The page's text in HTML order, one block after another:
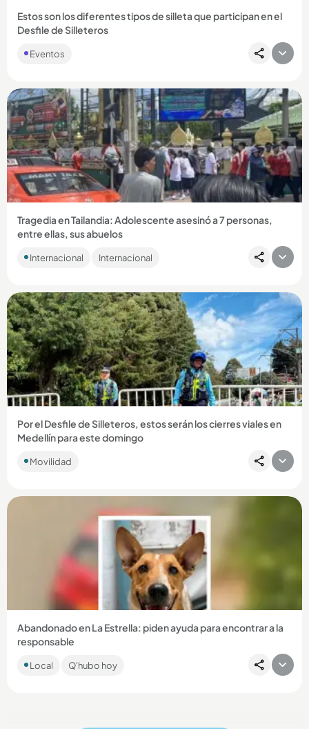
Estos son los diferentes tipos de silleta que participan en el
Desfile de Silleteros
Eventos
Compartir Noticia
Tragedia en Tailandia: Adolescente asesinó a 7 personas,
entre ellas, sus abuelos
hecho ocurrió en Bangkok y dejó más de 30 personas
Internacional Internacional
Compartir Noticia
Por el Desfile de Silleteros, estos serán los cierres viales en
Medellín para este domingo
Movilidad
Compartir Noticia
Abandonado en La Estrella: piden ayuda para encontrar a la
responsable
perrera municipal y lo amarró a una reja. ...
Local Q'hubo hoy